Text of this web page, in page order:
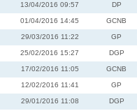
13/04/2016 09:57 DP
01/04/2016 14:45 GCNB
29/03/2016 11:22 GP
25/02/2016 15:27 DGP
17/02/2016 11:05 GCNB
12/02/2016 11:41 GP
29/01/2016 11:08 DGP